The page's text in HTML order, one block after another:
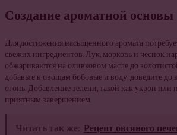
Создание ароматной основы
Для достижения насыщенного аромата
свежих ингредиентов. Лук, морковь и чеснок
обжариваются на оливковом масле до
добавьте к овощам бобовые и воду, доведите
огонь. Добавление зелени, такой как укроп или
приятным завершением.
Читать так же: Рецепт овсяного